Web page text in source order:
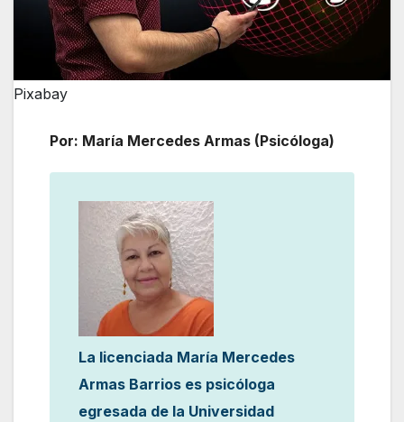
Pixabay
Por: María Mercedes Armas (Psicóloga)
La licenciada María Mercedes
Armas Barrios es psicóloga
egresada de la Universidad